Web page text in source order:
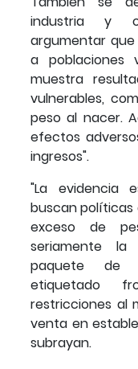
industria y
argumentar
a poblaciones
muestra
vulnerables,
peso al nacer.
efectos
ingresos".
"La evidencia
buscan
exceso de
seriamente la
paquete de
etiquetado
restricciones al
venta en
subrayan.